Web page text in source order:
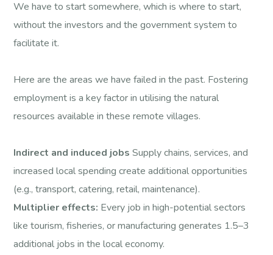
We have to start somewhere, which is where to start,
without the investors and the government system to
facilitate it.
Here are the areas we have failed in the past. Fostering
employment is a key factor in utilising the natural
resources available in these remote villages.
Indirect and induced jobs Supply chains, services, and
increased local spending create additional opportunities
(e.g., transport, catering, retail, maintenance).
Multiplier effects: Every job in high-potential sectors
like tourism, fisheries, or manufacturing generates 1.5–3
additional jobs in the local economy.